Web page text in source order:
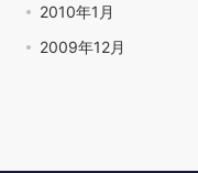
2010年1月
2009年12月